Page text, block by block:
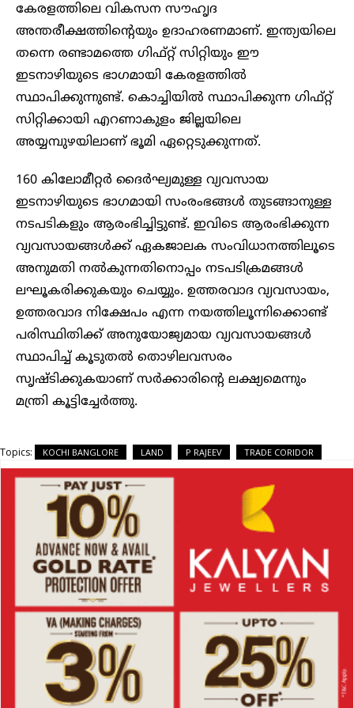
കേരളത്തിലെ വികസന സൗഹൃദ
അന്തരീക്ഷത്തിൻ്റെയും ഉദാഹരണമാണ്. ഇന്ത്യയിലെ
തന്നെ രണ്ടാമത്തെ ഗിഫ്റ്റ് സിറ്റിയും ഈ
ഇടനാഴിയുടെ ഭാഗമായി കേരളത്തിൽ
സ്ഥാപിക്കുന്നുണ്ട്. കൊച്ചിയിൽ സ്ഥാപിക്കുന്ന ഗിഫ്റ്റ്
സിറ്റിക്കായി എറണാകുളം ജില്ലയിലെ
അയ്യമ്പുഴയിലാണ് ഭൂമി ഏറ്റെടുക്കുന്നത്.
160 കിലോമീറ്റർ ദൈർഘ്യമുള്ള വ്യവസായ
ഇടനാഴിയുടെ ഭാഗമായി സംരംഭങ്ങള്‍ തുടങ്ങാനുള്ള
നടപടികളും ആരംഭിച്ചിട്ടുണ്ട്. ഇവിടെ ആരംഭിക്കുന്ന
വ്യവസായങ്ങള്‍ക്ക് ഏകജാലക സംവിധാനത്തിലൂടെ
അനുമതി നല്‍കുന്നതിനൊപ്പം നടപടിക്രമങ്ങള്‍
ലഘൂകരിക്കുകയും ചെയ്യും. ഉത്തരവാദ വ്യവസായം,
ഉത്തരവാദ നിക്ഷേപം എന്ന നയത്തിലൂന്നിക്കൊണ്ട്
പരിസ്ഥിതിക്ക് അനുയോജ്യമായ വ്യവസായങ്ങള്‍
സ്ഥാപിച്ച് കൂടുതല്‍ തൊഴിലവസരം
സൃഷ്ടിക്കുകയാണ് സർക്കാരിൻ്റെ ലക്ഷ്യമെന്നും
മന്ത്രി കൂട്ടിച്ചേർത്തു.
Topics: KOCHI BANGLORE LAND P RAJEEV TRADE CORIDOR